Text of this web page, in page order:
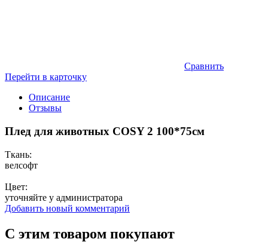
Сравнить
Перейти в карточку
Описание
Отзывы
Плед для животных COSY 2 100*75см
Ткань:
велсофт
Цвет:
уточняйте у администратора
Добавить новый комментарий
С этим товаром покупают